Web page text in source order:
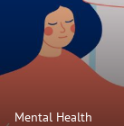
Mental Health